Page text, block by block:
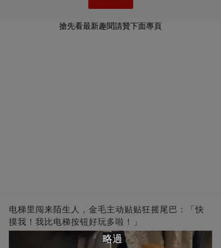
搶先看最新趣聞請贊下面專頁
电梯里闯来陌生人，金毛主动贴贴狂摇尾巴：「快
摸我！我比电梯按钮好玩多啦！」
略過